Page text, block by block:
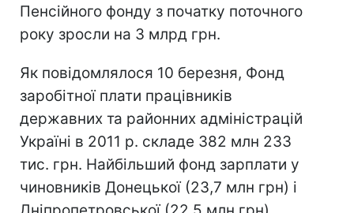
Пенсійного фонду з початку поточного
року зросли на 3 млрд грн.
Як повідомлялося 10 березня, Фонд
заробітної плати працівників
державних та районних адміністрацій
Україні в 2011 р. складе 382 млн 233
тис. грн. Найбільший фонд зарплати у
чиновників Донецької (23,7 млн ​​грн) і